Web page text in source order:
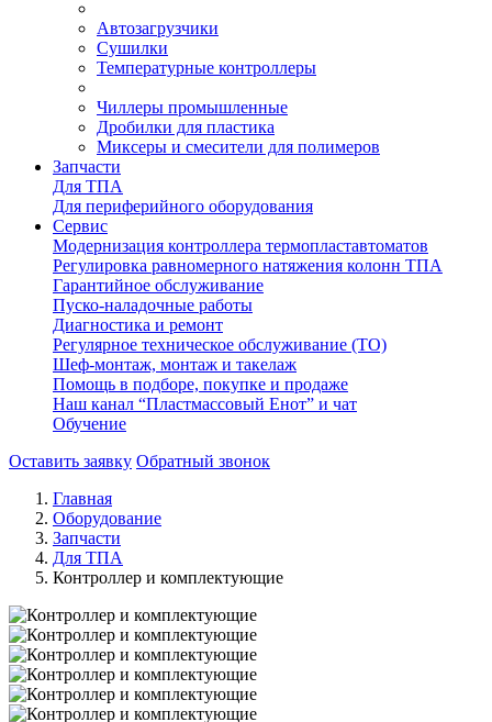
Автозагрузчики
Сушилки
Температурные контроллеры
Чиллеры промышленные
Дробилки для пластика
Миксеры и смесители для полимеров
Запчасти
Для ТПА
Для периферийного оборудования
Сервис
Модернизация контроллера термопластавтоматов
Регулировка равномерного натяжения колонн ТПА
Гарантийное обслуживание
Пуско-наладочные работы
Диагностика и ремонт
Регулярное техническое обслуживание (ТО)
Шеф-монтаж, монтаж и такелаж
Помощь в подборе, покупке и продаже
Наш канал “Пластмассовый Енот” и чат
Обучение
Оставить заявку Обратный звонок
Главная
Оборудование
Запчасти
Для ТПА
Контроллер и комплектующие